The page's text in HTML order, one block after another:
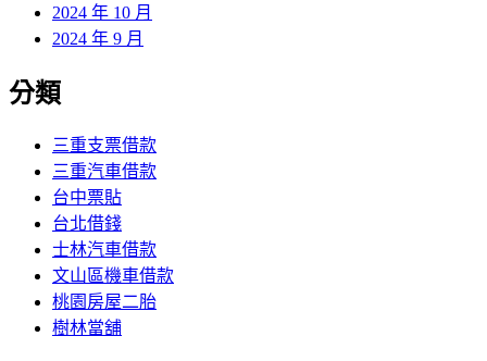
2024 年 10 月
2024 年 9 月
分類
三重支票借款
三重汽車借款
台中票貼
台北借錢
士林汽車借款
文山區機車借款
桃園房屋二胎
樹林當舖